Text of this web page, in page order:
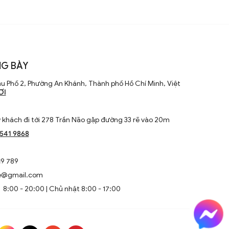
BÀY
Phố 2, Phường An Khánh, Thành phố Hồ Chí Minh, Việt
khách đi tới 278 Trần Não gặp đường 33 rẽ vào 20m
9868
789
8:00 - 20:00 | Chủ nhật 8:00 - 17:00